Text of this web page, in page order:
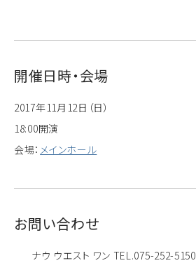
開催日時・会場
2017年11月12日（日）
18:00開演
会場： メインホール
お問い合わせ
ナウ ウエスト ワン TEL.075-252-5150